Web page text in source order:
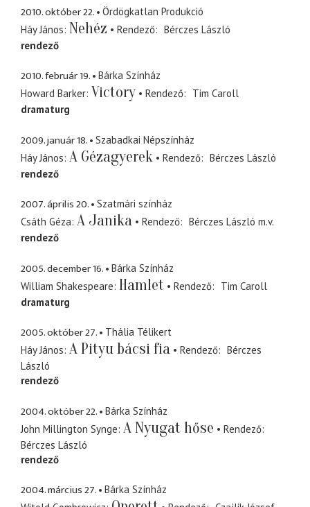
2010. október 22.
Ördögkatlan Produkció
Háy János Nehéz Rendező
Bérczes László
rendező
2010. február 19.
Bárka Színház
Howard Barker Victory Rendező
Tim Caroll
dramaturg
2009. január 18.
Szabadkai Népszínház
Háy János A Gézagyerek Rendező
Bérczes László
rendező
2007. április 20.
Szatmári színház
Csáth Géza A Janika Rendező Bérczes László m.v.
rendező
2005. december 16.
Bárka Színház
William Shakespeare Hamlet Rendező
Tim Caroll
dramaturg
2005. október 27.
Thália Télikert
Háy János A Pityu bácsi fia Rendező
Bérczes
László
rendező
2004. október 22.
Bárka Színház
John Millington Synge A Nyugat hőse
Rendező
Bérczes László
rendező
2004. március 27.
Bárka Színház